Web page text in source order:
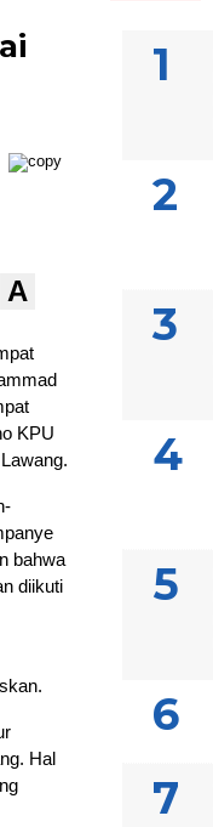
A
KPU
bahwa
diikuti
Hal